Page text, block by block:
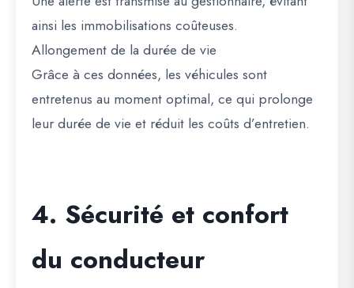
ainsi les immobilisations coûteuses.
Allongement de la durée de vie
Grâce à ces données, les véhicules sont
entretenus au moment optimal, ce qui prolonge
leur durée de vie et réduit les coûts d’entretien.
4. Sécurité et confort
du conducteur